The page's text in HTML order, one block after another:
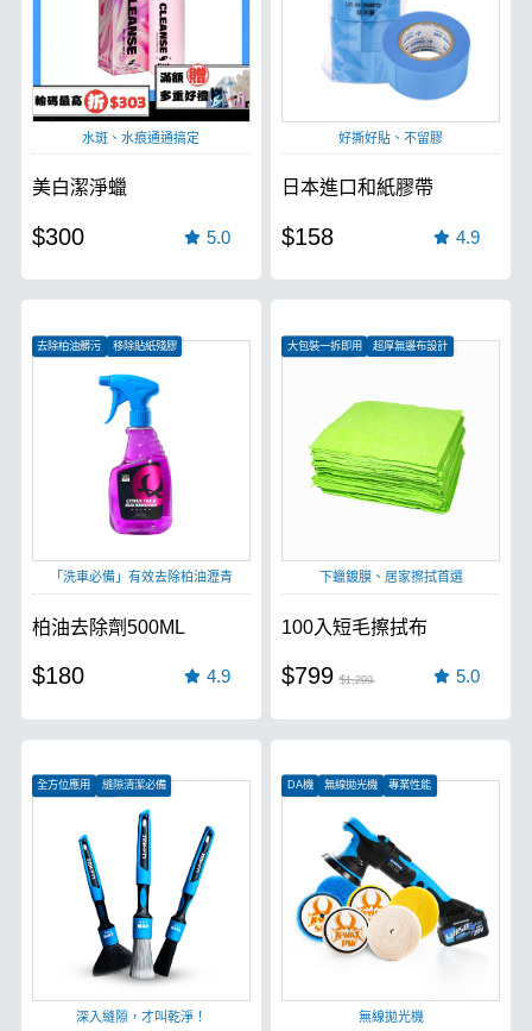
水斑、水痕通通搞定
美白潔淨蠟
$300 5.0
好撕好貼、不留膠
日本進口和紙膠帶
$158 4.9
去除柏油髒污
移除貼紙殘膠
「洗車必備」有效去除柏油瀝青
柏油去除劑500ML
$180 4.9
大包裝一拆即用
超厚無邊布設計
下蠟鍍膜、居家擦拭首選
100入短毛擦拭布
$799 $1,299 5.0
全方位應用
縫隙清潔必備
深入縫隙，才叫乾淨！
DA機 無線拋光機 專業性能
無線拋光機